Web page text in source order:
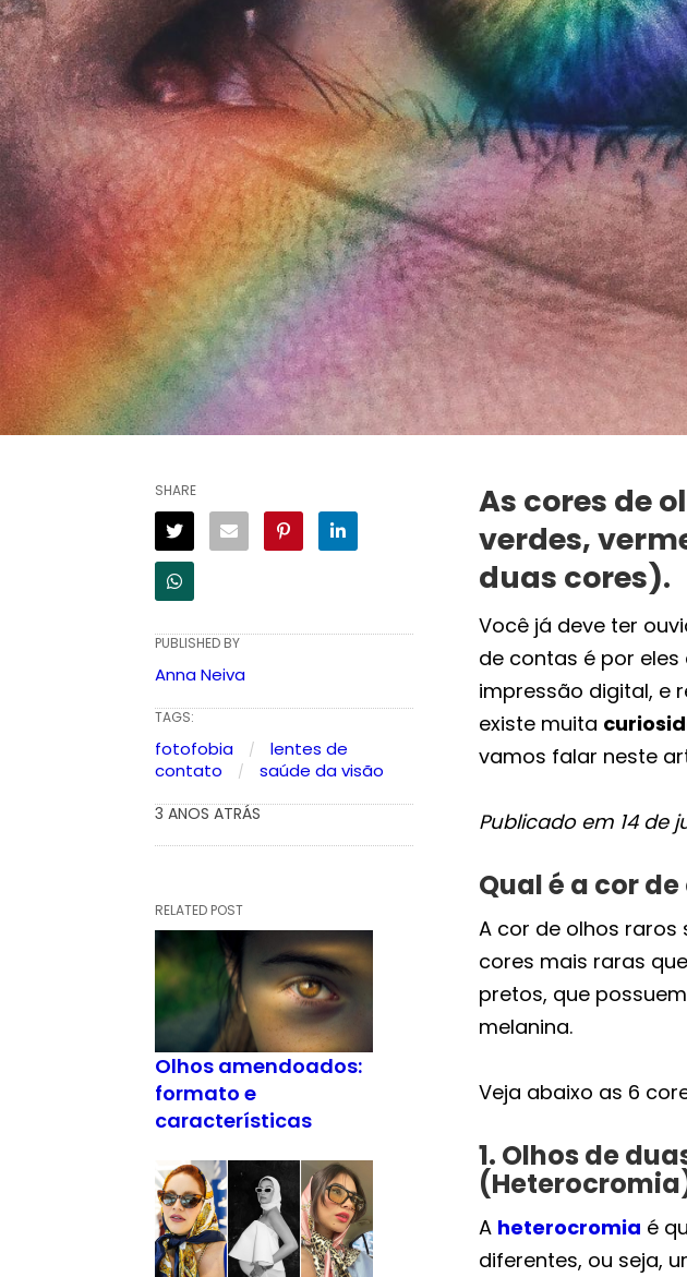
As cores de
verdes,
duas cores).
Você já deve ter
de contas é por
impressão digital, e
existe muita
vamos falar neste
Publicado em 14 de
Qual é a cor
A cor de olhos raros
cores mais raras
pretos, que
melanina.
Veja abaixo as 6
1. Olhos de
A heterocromia é
diferentes, ou seja,
SHARE
PUBLISHED BY
Anna Neiva
TAGS:
fotofobia
lentes de
contato
saúde da visão
3 ANOS ATRÁS
RELATED POST
Olhos amendoados:
formato e
características